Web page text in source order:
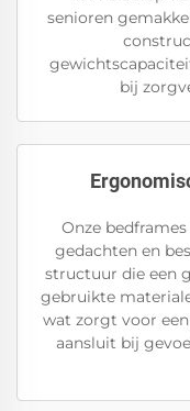
senioren
bij
Onze
gedachten en
structuur die een
gebruikte
wat zorgt voor
aansluit bij